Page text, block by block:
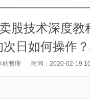
股技术深度教
日如何操作
站整理 时间：2020-02-19